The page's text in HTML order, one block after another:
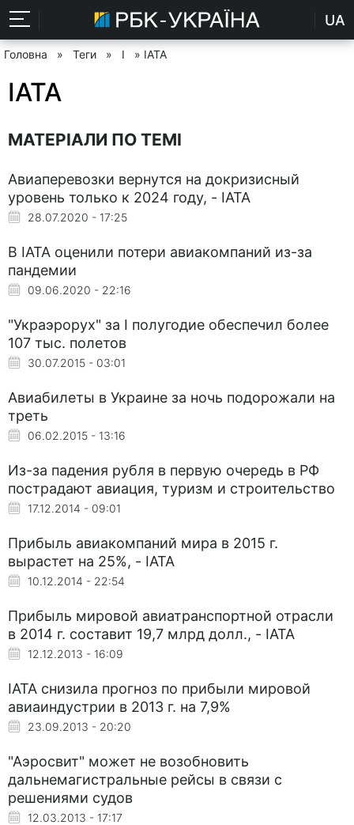
UA
Головна » Теги » I » IATA
IATA
МАТЕРІАЛИ ПО ТЕМІ
Авиаперевозки вернутся на докризисный
уровень только к 2024 году, - IATA
28.07.2020 - 17:25
В IATA оценили потери авиакомпаний из-за
пандемии
09.06.2020 - 22:16
"Украэрорух" за I полугодие обеспечил более
107 тыс. полетов
30.07.2015 - 03:01
Авиабилеты в Украине за ночь подорожали на
треть
06.02.2015 - 13:16
Из-за падения рубля в первую очередь в РФ
пострадают авиация, туризм и строительство
17.12.2014 - 09:01
Прибыль авиакомпаний мира в 2015 г.
вырастет на 25%, - IATA
10.12.2014 - 22:54
Прибыль мировой авиатранспортной отрасли
в 2014 г. составит 19,7 млрд долл., - IATA
12.12.2013 - 16:09
IATA снизила прогноз по прибыли мировой
авиаиндустрии в 2013 г. на 7,9%
23.09.2013 - 20:20
"Аэросвит" может не возобновить
дальнемагистральные рейсы в связи с
решениями судов
12.03.2013 - 17:17